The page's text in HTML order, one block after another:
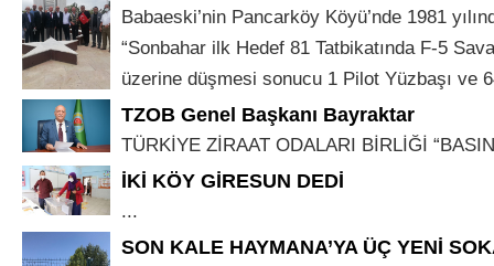
Babaeski’nin Pancarköy Köyü’nde 1981
“Sonbahar ilk Hedef 81 Tatbikatında F-5
üzerine düşmesi sonucu 1 Pilot Yüzbaşı ve
TZOB Genel Başkanı Bayraktar
TÜRKİYE ZİRAAT ODALARI BİRLİĞİ
İKİ KÖY GİRESUN DEDİ
...
SON KALE HAYMANA’YA ÜÇ YENİ